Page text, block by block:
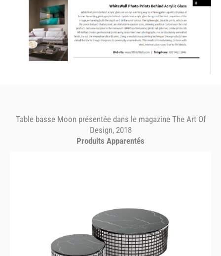
Table basse Moon présentée dans le magazine The Art Of
Design, 2018
Produits Apparentés
MOON
Table Basse